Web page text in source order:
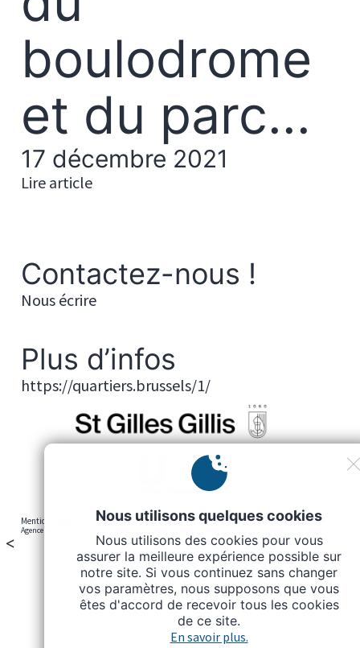
boulodrome
et du parc...
17 décembre 2021
Lire article
Contactez-nous !
Nous écrire
Plus d’infos
https://quartiers.brussels/1/
Mentions légales Politique de la vie privée Cookies Télécharger nos logos
Agence web Deligraph
Nous utilisons quelques cookies
Nous utilisons des cookies pour vous
assurer la meilleure expérience possible sur
notre site. Si vous continuez sans changer
vos paramètres, nous supposons que vous
êtes d'accord de recevoir tous les cookies
de ce site.
En savoir plus.
<